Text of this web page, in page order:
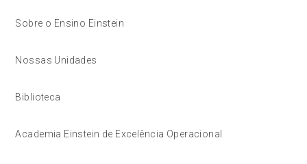
Sobre o Ensino Einstein
Nossas Unidades
Biblioteca
Academia Einstein de Excelência Operacional